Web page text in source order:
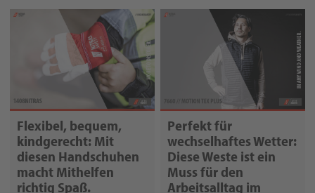
Flexibel, bequem,
kindgerecht: Mit
diesen Handschuhen
macht Mithelfen
richtig Spaß.
Perfekt für
wechselhaftes Wetter:
Diese Weste ist ein
Muss für den
Arbeitsalltag im